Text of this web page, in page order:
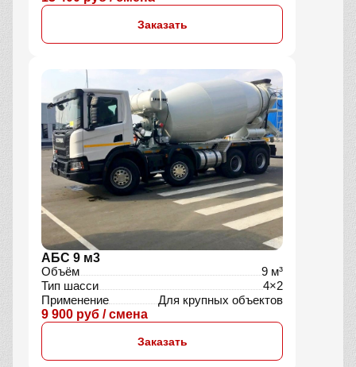
АБС 12 м3
Объём
12 м³
Тип
Миксер
Применение
Для крупных объектов
13 400 руб / смена
Заказать